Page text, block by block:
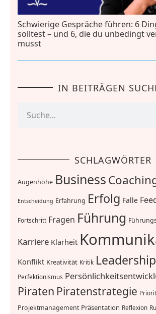
Schwierige Gespräche führen: 6
solltest – und 6, die du unbedingt
musst
IN BEITRÄGEN
SCHLAGWÖRTER
Augenhöhe Business
Entscheidung Erfahrung Erfolg Falle
Fortschritt Fragen Führung
Karriere Klarheit
Konflikt Kreativität Kritik Leadership
Perfektionismus
Piraten Piratenstrategie
Projektmanagement Präsentation Reflexion